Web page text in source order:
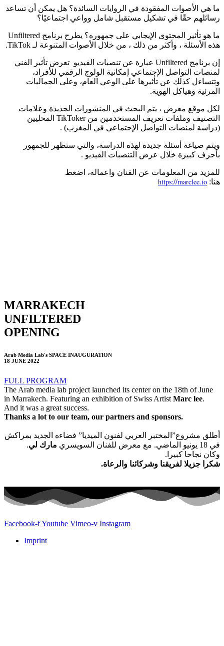
ما هي الأصوات المفقودة في الروايات السائدة؟ هل يمكن أن تساعد
رسائلهم حقًا في تشكيل مستقبل شامل وواعي اجتماعيًا؟
ما هو تأثير المحتوى الإيجابي على جمهوره؟ يطرح برنامج Unfiltered
هذه الأسئلة ، وأكثر من ذلك ، من خلال الأصوات المتنوعة لـ TikTok.
إن برنامج Unfiltered عبارة عن تنصبات الفيديو تعرض تأثير الفني
لمنصات التواصل الإجتماعي إمكانية الولوج الرقمي للأفراد،
وتتساءل كذلك عن تأثيرها على الوعي العام، وعلى الجماليات
المرئية وهياكل الهوية.
لكل موقع معرض ، يتم البحث في المنشورات الجديدة وعلامات
التصنيف وملفات تعريف المستخدمين من TikToker المحليين
(دراسة لمنصات التواصل الإجتماعي في المغرب) .
ويتم صياغة أسئلة جديدة لهذه الدراسة، والتي ستظهر للجمهور
بأحرف كبيرة خلال عرض التنصبات الفيديو .
للمزيد من المعلومات عن الفنان واعماله، اضغط
هنا: https://marclee.io
MARRAKECH
UNFILTERED
OPENING
Arab Media Lab's SPACE INAUGURATION
18 JUNE 2022
FULL PROGRAM
The Arab media lab project launched its center on the 18th of June
in Marrakech. Featuring an exhibition of Swiss Artist Marc lee.
And it was a great success.
Thanks a lot to our team, our partners and sponsors.
أطلق مشروع”المختبر العربي لفنون الميديا” فضاءه الجديد بمراكش
في 18 يونيو الماضي.
مع معرض للفنان السويسري مارك لي.
وكان نجاحا كبيرا.
شكرا جزيلا لفريقنا وشركائنا والرعاة.
Facebook-fYoutube Vimeo-v Instagram
Imprint